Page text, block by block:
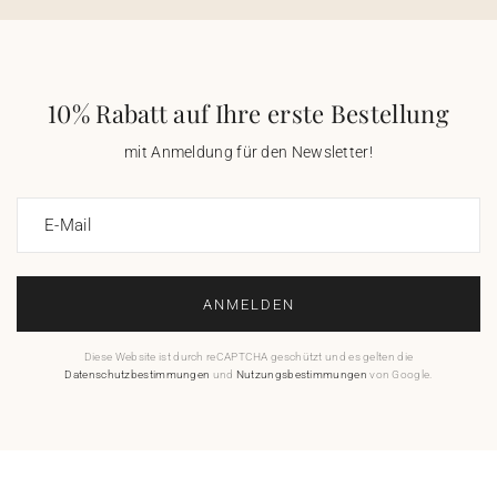
10% Rabatt auf Ihre erste Bestellung
mit Anmeldung für den Newsletter!
E-Mail
ANMELDEN
Diese Website ist durch reCAPTCHA geschützt und es gelten die
Datenschutzbestimmungen und Nutzungsbestimmungen von Google.